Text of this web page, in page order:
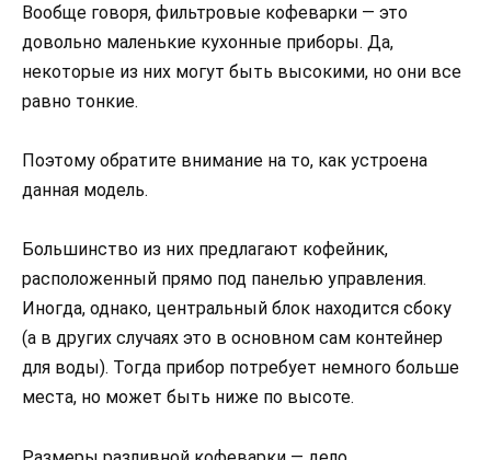
Вообще говоря, фильтровые кофеварки — это
довольно маленькие кухонные приборы. Да,
некоторые из них могут быть высокими, но они все
равно тонкие.
Поэтому обратите внимание на то, как устроена
данная модель.
Большинство из них предлагают кофейник,
расположенный прямо под панелью управления.
Иногда, однако, центральный блок находится сбоку
(а в других случаях это в основном сам контейнер
для воды). Тогда прибор потребует немного больше
места, но может быть ниже по высоте.